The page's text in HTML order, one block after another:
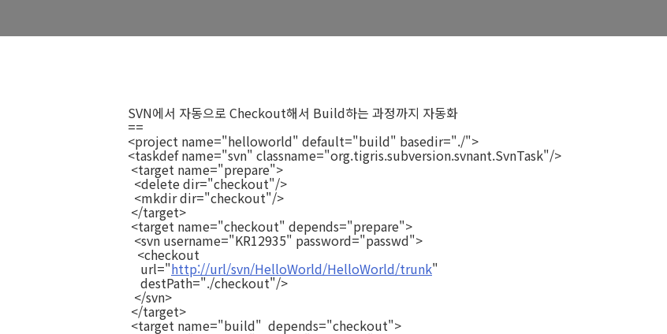
SVN에서 자동으로 Checkout해서 Build하는 과정까지 자동화
==
<project name="helloworld" default="build" basedir="./">
<taskdef name="svn" classname="org.tigris.subversion.svnant.SvnTask"/>
<target name="prepare">
<delete dir="checkout"/>
<mkdir dir="checkout"/>
</target>
<target name="checkout" depends="prepare">
<svn username="KR12935" password="passwd">
<checkout
url="http://url/svn/HelloWorld/HelloWorld/trunk"
destPath="./checkout"/>
</svn>
</target>
<target name="build" depends="checkout">